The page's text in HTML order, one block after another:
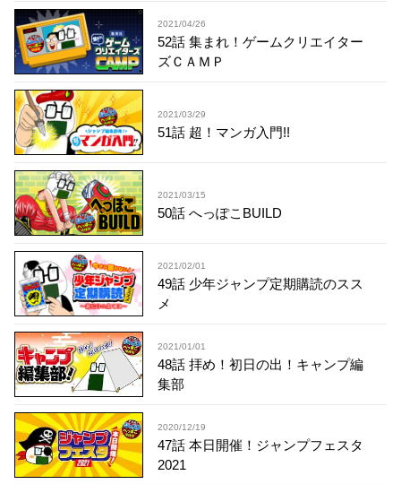
2021/04/26
52話 集まれ！ゲームクリエイター
ズＣＡＭＰ
2021/03/29
51話 超！マンガ入門!!
2021/03/15
50話 へっぽこBUILD
2021/02/01
49話 少年ジャンプ定期購読のスス
メ
2021/01/01
48話 拝め！初日の出！キャンプ編
集部
2020/12/19
47話 本日開催！ジャンプフェスタ
2021